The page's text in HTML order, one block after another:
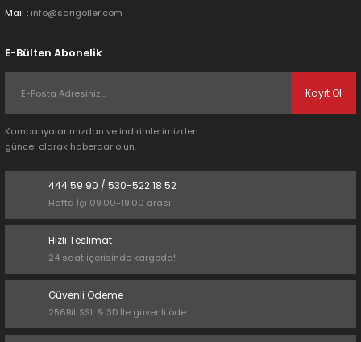
Mail : info@sarigoller.com
E-Bülten Abonelik
Kayıt Ol
Kampanyalarımızdan ve indirimlerimizden
güncel olarak haberdar olun.
444 59 90 / 530-522 18 52
Hafta İçi 09.00-19:00 arası
Hızlı Teslimat
24 saat içerisinde kargoda!
Güvenli Ödeme
256Bit SSL & 3D İle güvenli öde